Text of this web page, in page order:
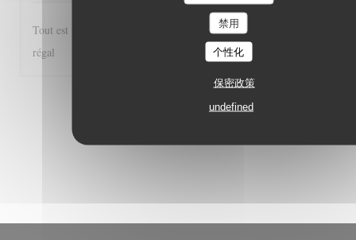
禁用
个性化
保密政策
undefined
Tout est parfait, de l'accueil au service et les plats excellents! Un
régal
3